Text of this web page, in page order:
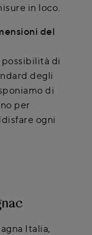
in loco.
del
di
degli
di
per
ogni
Italia,